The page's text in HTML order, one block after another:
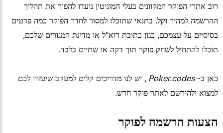
רוב אתרי הפוקר המקוונים בעלי המוניטין נועדו להפוך את תהליך
ההרשמה למהיר וקל. בתנאי שתוכלו למסור לחדר הפוקר כמה פרטים
בסיסיים על עצמכם, כגון כתובת דוא"ל או מדינת המגורים שלכם,
תוכלו להתחיל לשחק פוקר תוך דקה או שתיים בלבד.
כאן ב-Poker.codes , יש לנו מדריכים קלים למעקב שיעזרו לכם
למצוא ולהירשם לאתר פוקר חדש.
הצעות הרשמה לפוקר